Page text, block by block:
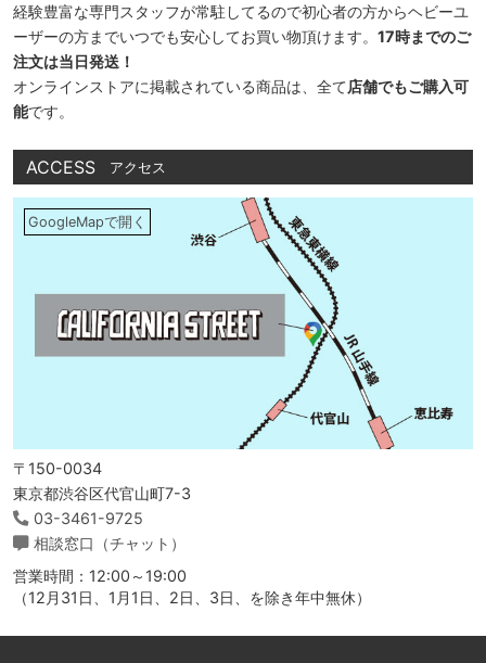
経験豊富な専門スタッフが常駐してるので初心者の方からヘビーユ
ーザーの方までいつでも安心してお買い物頂けます。 17時までのご
注文は当日発送！
オンラインストアに掲載されている商品は、全て店舗でもご購入可
能です。
ACCESS アクセス
GoogleMapで開く
〒150-0034
東京都渋谷区代官山町7-3
03-3461-9725
相談窓口（チャット）
営業時間：12:00～19:00
（12月31日、1月1日、2日、3日、を除き年中無休）